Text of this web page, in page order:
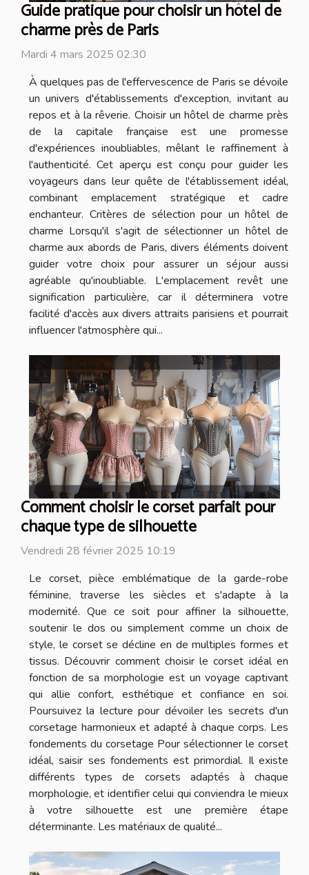
Guide pratique pour choisir un hôtel de
charme près de Paris
Mardi 4 mars 2025 02:30
À quelques pas de l'effervescence de Paris se dévoile
un univers d'établissements d'exception, invitant au
repos et à la rêverie. Choisir un hôtel de charme près
de la capitale française est une promesse
d'expériences inoubliables, mêlant le raffinement à
l'authenticité. Cet aperçu est conçu pour guider les
voyageurs dans leur quête de l'établissement idéal,
combinant emplacement stratégique et cadre
enchanteur. Critères de sélection pour un hôtel de
charme Lorsqu'il s'agit de sélectionner un hôtel de
charme aux abords de Paris, divers éléments doivent
guider votre choix pour assurer un séjour aussi
agréable qu'inoubliable. L'emplacement revêt une
signification particulière, car il déterminera votre
facilité d'accès aux divers attraits parisiens et pourrait
influencer l'atmosphère qui...
Comment choisir le corset parfait pour
chaque type de silhouette
Vendredi 28 février 2025 10:19
Le corset, pièce emblématique de la garde-robe
féminine, traverse les siècles et s'adapte à la
modernité. Que ce soit pour affiner la silhouette,
soutenir le dos ou simplement comme un choix de
style, le corset se décline en de multiples formes et
tissus. Découvrir comment choisir le corset idéal en
fonction de sa morphologie est un voyage captivant
qui allie confort, esthétique et confiance en soi.
Poursuivez la lecture pour dévoiler les secrets d'un
corsetage harmonieux et adapté à chaque corps. Les
fondements du corsetage Pour sélectionner le corset
idéal, saisir ses fondements est primordial. Il existe
différents types de corsets adaptés à chaque
morphologie, et identifier celui qui conviendra le mieux
à votre silhouette est une première étape
déterminante. Les matériaux de qualité...